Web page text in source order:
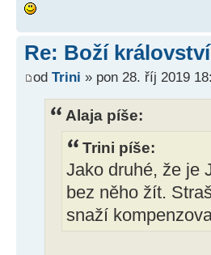
Re: Boží království
od Trini » pon 28. říj 2019
Alaja píše:
Trini píše:
Jako druhé, že je
bez něho žít.
snaží